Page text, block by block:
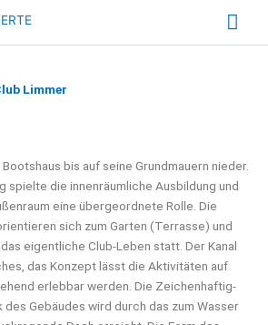
Limmer
bis auf sei­ne Grund­mau­ern nie­der.
spiel­te die innen­räum­li­che Aus­bil­dung und
eine über­ge­ord­ne­te Rol­le. Die
sich zum Gar­ten (Ter­ras­se) und
eigent­li­che Club-Leben statt. Der Kanal
das Kon­zept lässt die Akti­vi­tä­ten auf
erleb­bar wer­den. Die Zei­chen­haf­tig­
Gebäu­des wird durch das zum Was­ser